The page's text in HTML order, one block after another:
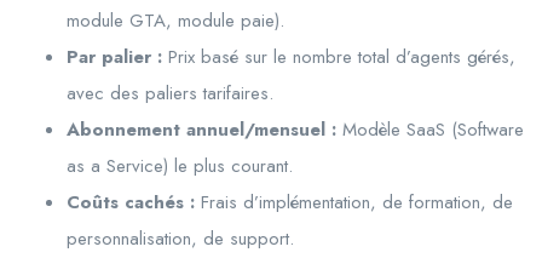
module GTA, module paie).
Par palier : Prix basé sur le nombre total d’agents gérés,
avec des paliers tarifaires.
Abonnement annuel/mensuel : Modèle SaaS (Software
as a Service) le plus courant.
Coûts cachés : Frais d’implémentation, de formation, de
personnalisation, de support.